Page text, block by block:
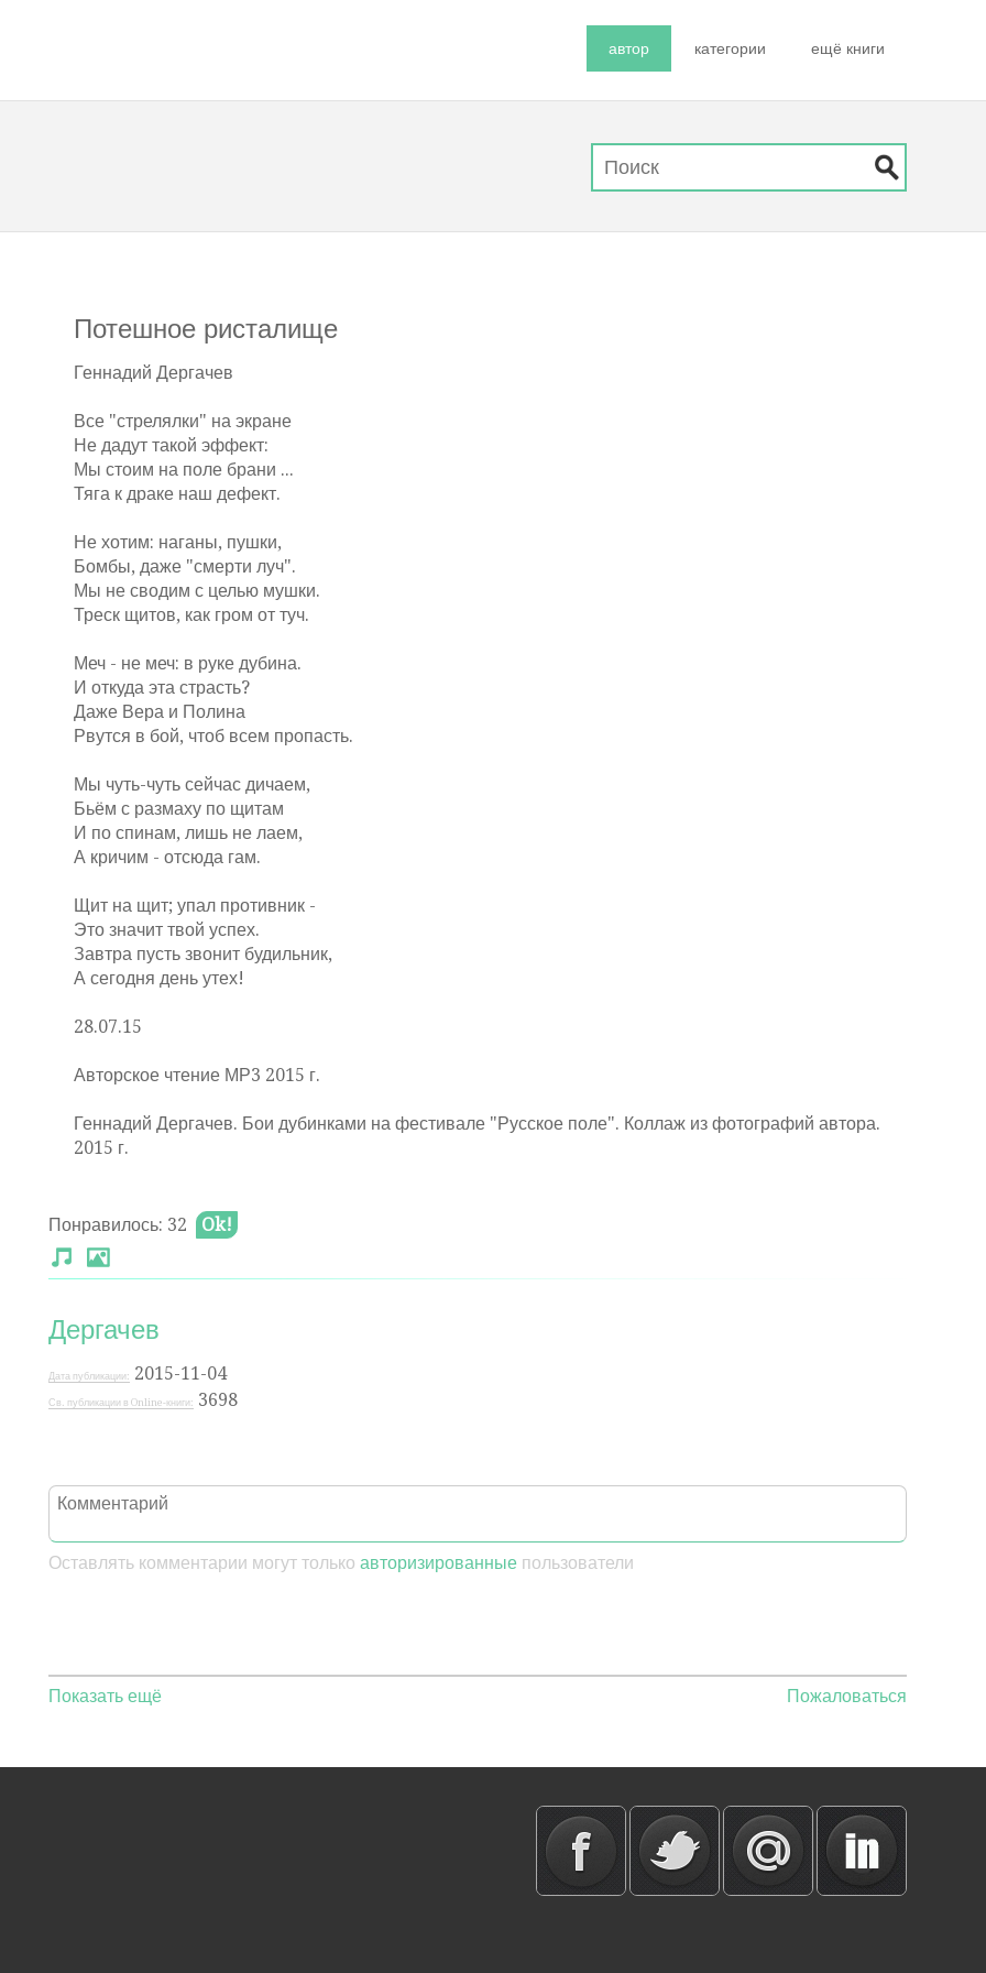
автор категории ещё книги
Потешное ристалище
Геннадий Дергачев
Все "стрелялки" на экране
Не дадут такой эффект:
Мы стоим на поле брани ...
Тяга к драке наш дефект.
Не хотим: наганы, пушки,
Бомбы, даже "смерти луч".
Мы не сводим с целью мушки.
Треск щитов, как гром от туч.
Меч - не меч: в руке дубина.
И откуда эта страсть?
Даже Вера и Полина
Рвутся в бой, чтоб всем пропасть.
Мы чуть-чуть сейчас дичаем,
Бьём с размаху по щитам
И по спинам, лишь не лаем,
А кричим - отсюда гам.
Щит на щит; упал противник -
Это значит твой успех.
Завтра пусть звонит будильник,
А сегодня день утех!
28.07.15
Авторское чтение МР3 2015 г.
Геннадий Дергачев. Бои дубинками на фестивале "Русское поле". Коллаж из фотографий автора.
2015 г.
Понравилось: 32 Ok!
Дергачев
Дата публикации: 2015-11-04
Св. публикации в Online-книги: 3698
Оставлять комментарии могут только авторизированные пользователи
Показать ещё Пожаловаться